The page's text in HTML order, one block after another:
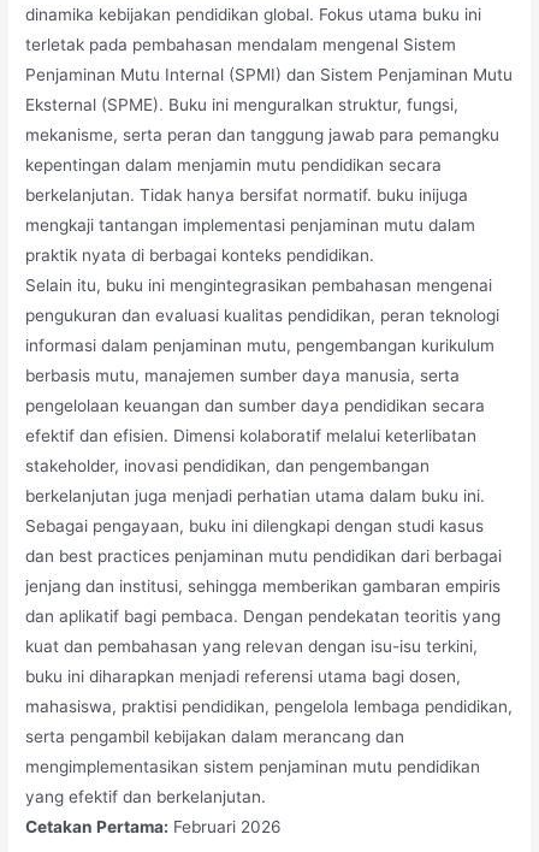
dinamika kebijakan pendidikan global. Fokus utama buku ini
terletak pada pembahasan mendalam mengenal Sistem
Penjaminan Mutu Internal (SPMI) dan Sistem Penjaminan Mutu
Eksternal (SPME). Buku ini menguralkan struktur, fungsi,
mekanisme, serta peran dan tanggung jawab para pemangku
kepentingan dalam menjamin mutu pendidikan secara
berkelanjutan. Tidak hanya bersifat normatif. buku inijuga
mengkaji tantangan implementasi penjaminan mutu dalam
praktik nyata di berbagai konteks pendidikan.
Selain itu, buku ini mengintegrasikan pembahasan mengenai
pengukuran dan evaluasi kualitas pendidikan, peran teknologi
informasi dalam penjaminan mutu, pengembangan kurikulum
berbasis mutu, manajemen sumber daya manusia, serta
pengelolaan keuangan dan sumber daya pendidikan secara
efektif dan efisien. Dimensi kolaboratif melalui keterlibatan
stakeholder, inovasi pendidikan, dan pengembangan
berkelanjutan juga menjadi perhatian utama dalam buku ini.
Sebagai pengayaan, buku ini dilengkapi dengan studi kasus
dan best practices penjaminan mutu pendidikan dari berbagai
jenjang dan institusi, sehingga memberikan gambaran empiris
dan aplikatif bagi pembaca. Dengan pendekatan teoritis yang
kuat dan pembahasan yang relevan dengan isu-isu terkini,
buku ini diharapkan menjadi referensi utama bagi dosen,
mahasiswa, praktisi pendidikan, pengelola lembaga pendidikan,
serta pengambil kebijakan dalam merancang dan
mengimplementasikan sistem penjaminan mutu pendidikan
yang efektif dan berkelanjutan.
Cetakan Pertama: Februari 2026